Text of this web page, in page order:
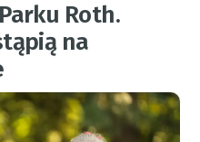
Roth.
na